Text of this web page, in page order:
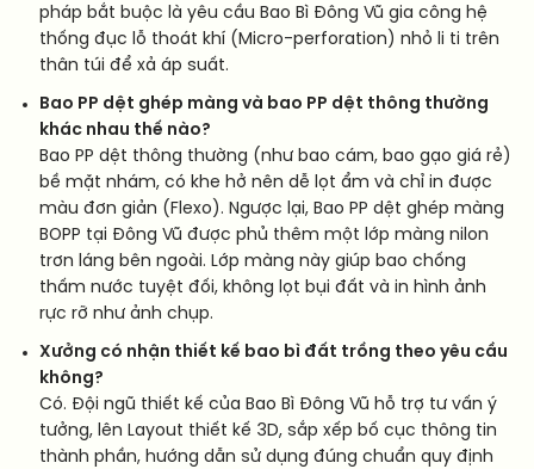
pháp bắt buộc là yêu cầu Bao Bì Đông Vũ gia công hệ
thống đục lỗ thoát khí (Micro-perforation) nhỏ li ti trên
thân túi để xả áp suất.
Bao PP dệt ghép màng và bao PP dệt thông thường
khác nhau thế nào?
Bao PP dệt thông thường (như bao cám, bao gạo giá rẻ)
bề mặt nhám, có khe hở nên dễ lọt ẩm và chỉ in được
màu đơn giản (Flexo). Ngược lại, Bao PP dệt ghép màng
BOPP tại Đông Vũ được phủ thêm một lớp màng nilon
trơn láng bên ngoài. Lớp màng này giúp bao chống
thấm nước tuyệt đối, không lọt bụi đất và in hình ảnh
rực rỡ như ảnh chụp.
Xưởng có nhận thiết kế bao bì đất trồng theo yêu cầu
không?
Có. Đội ngũ thiết kế của Bao Bì Đông Vũ hỗ trợ tư vấn ý
tưởng, lên Layout thiết kế 3D, sắp xếp bố cục thông tin
thành phần, hướng dẫn sử dụng đúng chuẩn quy định